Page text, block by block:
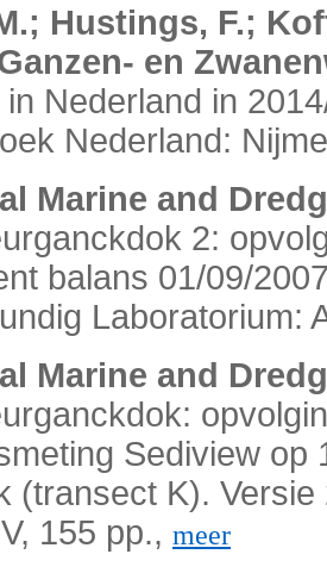
Hustings, F.;
en
Nederland in
Nederland:
Marine and
2:
balans 01/09/
Laboratorium:
Marine and
Sediview op
(transect K).
155 pp., meer